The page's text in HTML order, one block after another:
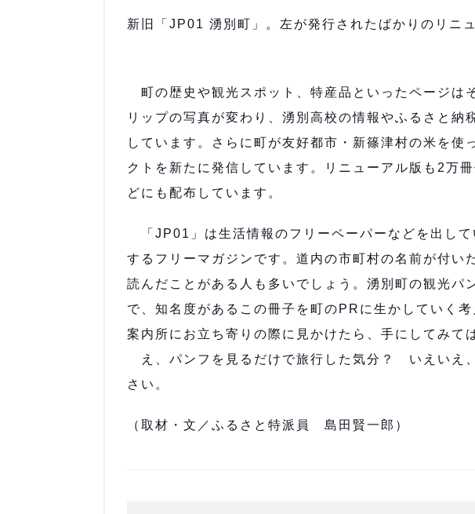
新旧「JP01 湧別町」。左が発行されたばかりのリニ
町の歴史や観光スポット、特産品といったページは
リップの写真が変わり、湧別高校の情報やふるさと納
しています。さらに町が友好都市・新篠津村の米を使
クトを新たに発信しています。リニューアル版も2万
どにも配布しています。
「JP01」は生活情報のフリーペーパーなどを出して
するフリーマガジンです。道内の市町村の名前が付い
読んだことがある人も多いでしょう。湧別町の観光パ
で、知名度があるこの冊子を町のPRに生かしていく
案内所にお立ち寄りの際に見かけたら、手にしてみて
え、パンフを見るだけで旅行した気分？ いえいえ
さい。
（取材・文／ふるさと特派員 島田賢一郎）